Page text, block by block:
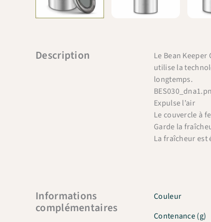
Description
Le Bean
utilise la
longtemps.
Expulse l’air
Le couvercle à
Garde la
La fraîcheur est
Informations
complémentaires
Couleur
Contenance (g)